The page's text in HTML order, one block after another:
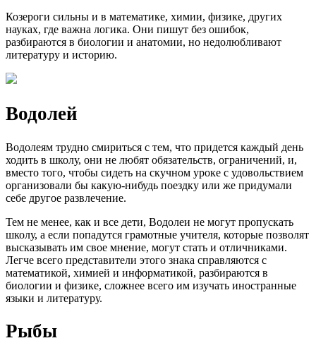
Козероги сильны и в математике, химии, физике, других
науках, где важна логика. Они пишут без ошибок,
разбираются в биологии и анатомии, но недолюбливают
литературу и историю.
Водолей
Водолеям трудно смириться с тем, что придется каждый день
ходить в школу, они не любят обязательств, ограничений, и,
вместо того, чтобы сидеть на скучном уроке с удовольствием
организовали бы какую-нибудь поездку или же придумали
себе другое развлечение.
Тем не менее, как и все дети, Водолеи не могут пропускать
школу, а если попадутся грамотные учителя, которые позволят
высказывать им свое мнение, могут стать и отличниками.
Легче всего представители этого знака справляются с
математикой, химией и информатикой, разбираются в
биологии и физике, сложнее всего им изучать иностранные
языки и литературу.
Рыбы